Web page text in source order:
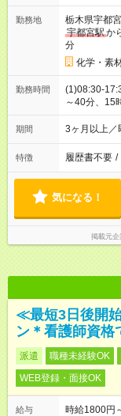
勤務地
栃木県宇都
宇都宮駅か
分
化学・素
勤務時間
(1)08:30-
～40分、15
期間 3ヶ月以上／
特徴 履歴書不要 /
気になる！
掲載元企
≪最短3日後開
ン＊看護師資格
派遣 職種未経験OK
WEB登録・面接OK
給与
時給1800